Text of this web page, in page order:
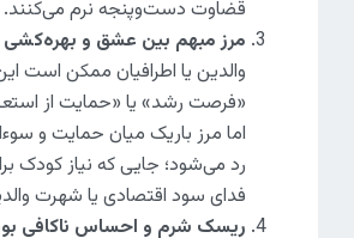
قضاوت دست‌وپنجه نرم می‌کنند.
مرز مبهم بین عشق و بهره‌کشی
والدین یا اطرافیان ممکن است
«فرصت رشد» یا «حمایت از
اما مرز باریک میان حمایت و
رد می‌شود؛ جایی که نیاز کودک
فدای سود اقتصادی یا شهرت
ریسک شرم و احساس ناکافی